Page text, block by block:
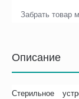
Забрать товар
Описание
Стерильное